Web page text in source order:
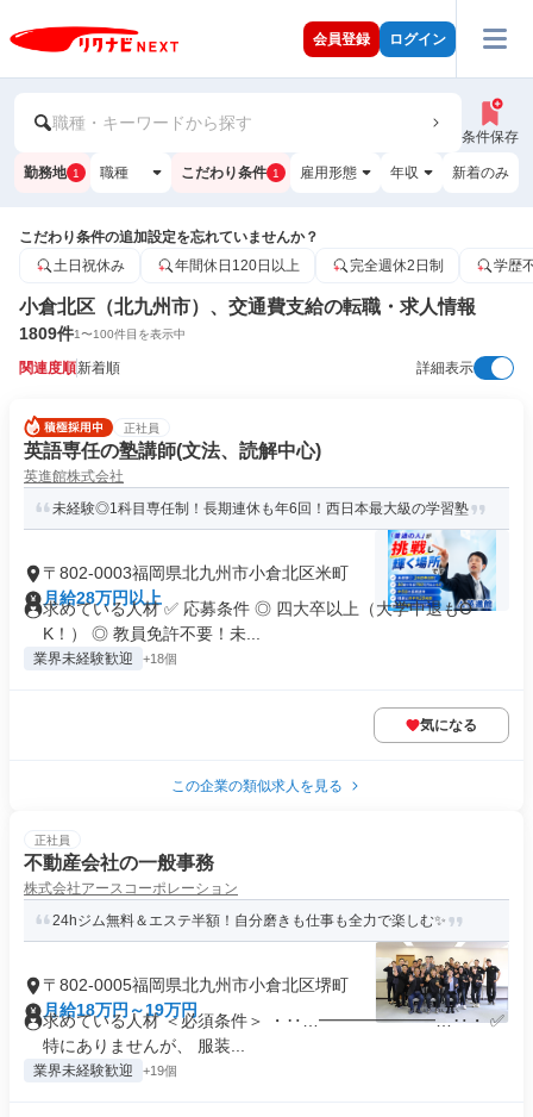
会員登録 ログイン
職種・キーワードから探す
条件保存
勤務地 1 職種 こだわり条件 1 雇用形態 年収 新着のみ
こだわり条件の追加設定を忘れていませんか？
土日祝休み
年間休日120日以上 完全週休2日制 学歴
小倉北区（北九州市）、交通費支給の転職・求人情報
1809件1〜100件目を表示中
関連度順新着順 詳細表示
正社員
英語専任の塾講師(文法、読解中心)
英進館株式会社
未経験◎1科目専任制！長期連休も年6回！西日本最大級の学習塾
〒802-0003福岡県北九州市小倉北区米町
月給28万円以上
求めている人材 ✅ 応募条件 ◎ 四大卒以上（大学中退もO
K！） ◎ 教員免許不要！未...
業界未経験歓迎 +18個
気になる
この企業の類似求人を見る
正社員
不動産会社の一般事務
株式会社アースコーポレーション
24hジム無料＆エステ半額！自分磨きも仕事も全力で楽しむ✨
〒802-0005福岡県北九州市小倉北区堺町
月給18万円～19万円
求めている人材 ＜必須条件＞ ・‥…━━━━━━━…‥・ ✅
特にありませんが、 服装...
業界未経験歓迎 +19個